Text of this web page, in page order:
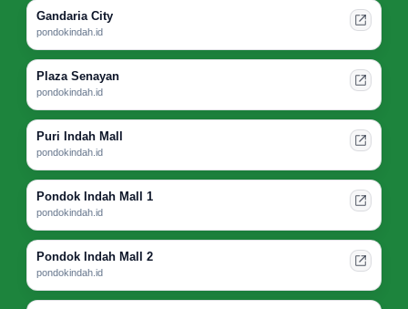
Gandaria City
pondokindah.id
Plaza Senayan
pondokindah.id
Puri Indah Mall
pondokindah.id
Pondok Indah Mall 1
pondokindah.id
Pondok Indah Mall 2
pondokindah.id